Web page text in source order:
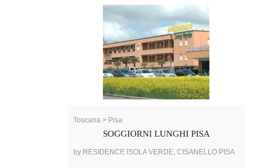
Toscana > Pisa
SOGGIORNI LUNGHI PISA
by RESIDENCE ISOLA VERDE, CISANELLO PISA